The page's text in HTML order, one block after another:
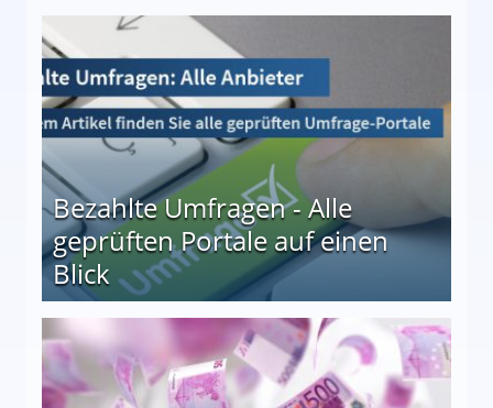
Bezahlte Umfragen - Alle
geprüften Portale auf einen
Blick
auf einen Blick